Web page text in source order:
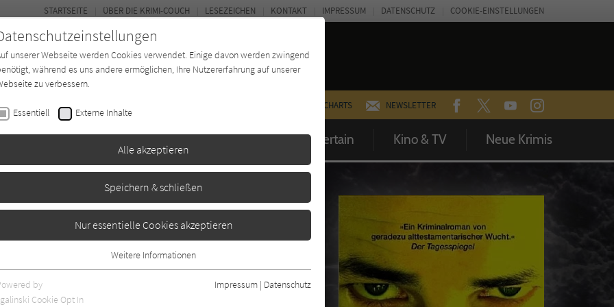
CHARTS NEWSLETTER FACEBOOKTWITTERYOUTUBEINSTAGRAM
Buchtyp Autor*in Magazin Entertain Kino & TV Neue Krimis
STARTSEITE ÜBER DIE KRIMI-COUCH LESEZEICHEN KONTAKT IMPRESSUM DATENSCHUTZ COOKIE-EINSTELLUNGEN
des Todes
unserer Webseite werden Cookies verwendet. Einige davon werden zwingend
während es uns andere ermöglichen, Ihre Nutzererfahrung auf unserer
zu verbessern.
Essentiell Externe Inhalte
Alle akzeptieren
Speichern & schließen
Nur essentielle Cookies akzeptieren
Essentielle Cookies werden für grundlegende Funktionen der Webseite
benötigt. Dadurch ist gewährleistet, dass die Webseite einwandfrei
Weitere Informationen
by
Cookie Opt In
Impressum | Datenschutz